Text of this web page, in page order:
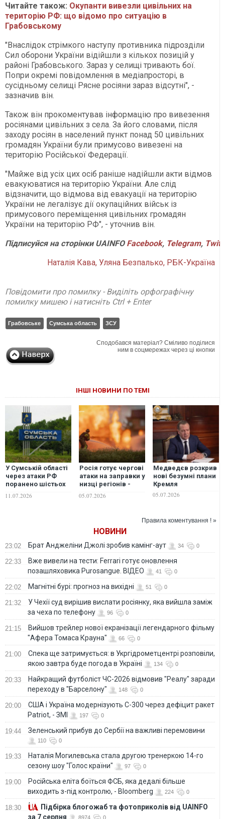
Читайте також: Окупанти вивезли цивільних на
територію РФ: що відомо про ситуацію в
Грабовському
"Внаслідок стрімкого наступу противника підрозділи
Сил оборони України відійшли з кількох позицій у
районі Грабовського. Зараз у селищі тривають бої.
Попри окремі повідомлення в медіапросторі, в
сусідньому селищі Рясне росіяни зараз відсутні", -
зазначив він.
Також він прокоментував інформацію про вивезення
росіянами цивільних з села. За його словами, після
заходу росіян в населений пункт понад 50 цивільних
громадян України були примусово вивезені на
територію Російської Федерації.
"Майже від усіх цих осіб раніше надійшли акти відмов
евакуюватися на територію України. Але слід
відзначити, що відмова від евакуації на територію
України не легалізує дії окупаційних військ із
примусового переміщення цивільних громадян
України на територію РФ", - уточнив він.
Підписуйся на сторінки UAINFO Facebook, Telegram,
Наталія Кава, Уляна Безпалько, РБК-Україна
Повідомити про помилку - Виділіть орфографічну
помилку мишею і натисніть Ctrl + Enter
Грабовське Сумська область ЗСУ
Сподобався матеріал? Сміливо поділися
ним в соцмережах через ці кнопки
ІНШІ НОВИНИ ПО ТЕМІ
У Сумській області
через атаки РФ
поранено шістьох
людей
11.07.2026
Росія готує чергові
атаки на заправки у
низці регіонів -
Олег Григоров
попередив про
05.07.2026
Медведєв розкрив
нові безумні плани
Кремля
05.07.2026
Правила коментування ! »
НОВИНИ
23:02 Брат Анджеліни Джолі зробив камінг-аут 34 0
22:33
Вже вивели на тести: Ferrari готує оновлення
позашляховика Purosangue. ВІДЕО
41 0
22:02 Магнітні бурі: прогноз на вихідні 51 0
21:32
У Чехії суд вирішив вислати росіянку, яка вийшла заміж
за чеха по телефону
96 0
21:15
Вийшов трейлер нової екранізації легендарного фільму
"Афера Томаса Крауна"
66 0
21:00
Спека ще затримується: в Укргідрометцентрі розповіли,
якою завтра буде погода в Україні
134 0
20:33
Найкращий футболіст ЧС-2026 відмовив "Реалу" заради
переходу в "Барселону"
148 0
20:00
США і Україна модернізують С-300 через дефіцит ракет
Patriot, - ЗМІ
197 0
19:44 Зеленський прибув до Сербії на важливі перемовини
110 0
19:33
Наталія Могилевська стала другою тренеркою 14-го
сезону шоу "Голос країни"
97 0
19:00
Російська еліта боїться ФСБ, яка дедалі більше
виходить з-під контролю, - Bloomberg
224 0
18:30
Підбірка блогожаб та фотоприколів від UAINFO
за 7 серпня
8974 0